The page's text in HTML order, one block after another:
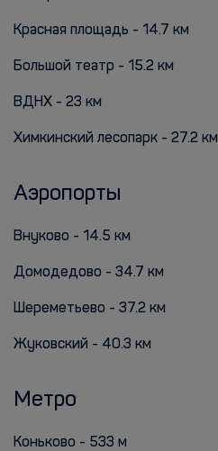
Красная площадь - 14.7 км
Большой театр - 15.2 км
ВДНХ - 23 км
Химкинский лесопарк - 27.2 км
Аэропорты
Внуково - 14.5 км
Домодедово - 34.7 км
Шереметьево - 37.2 км
Жуковский - 40.3 км
Метро
Коньково - 533 м